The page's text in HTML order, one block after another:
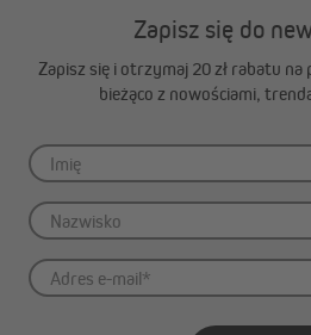
Zapisz się do
Zapisz się i otrzymaj 20 zł rabatu
bieżąco z nowościami,